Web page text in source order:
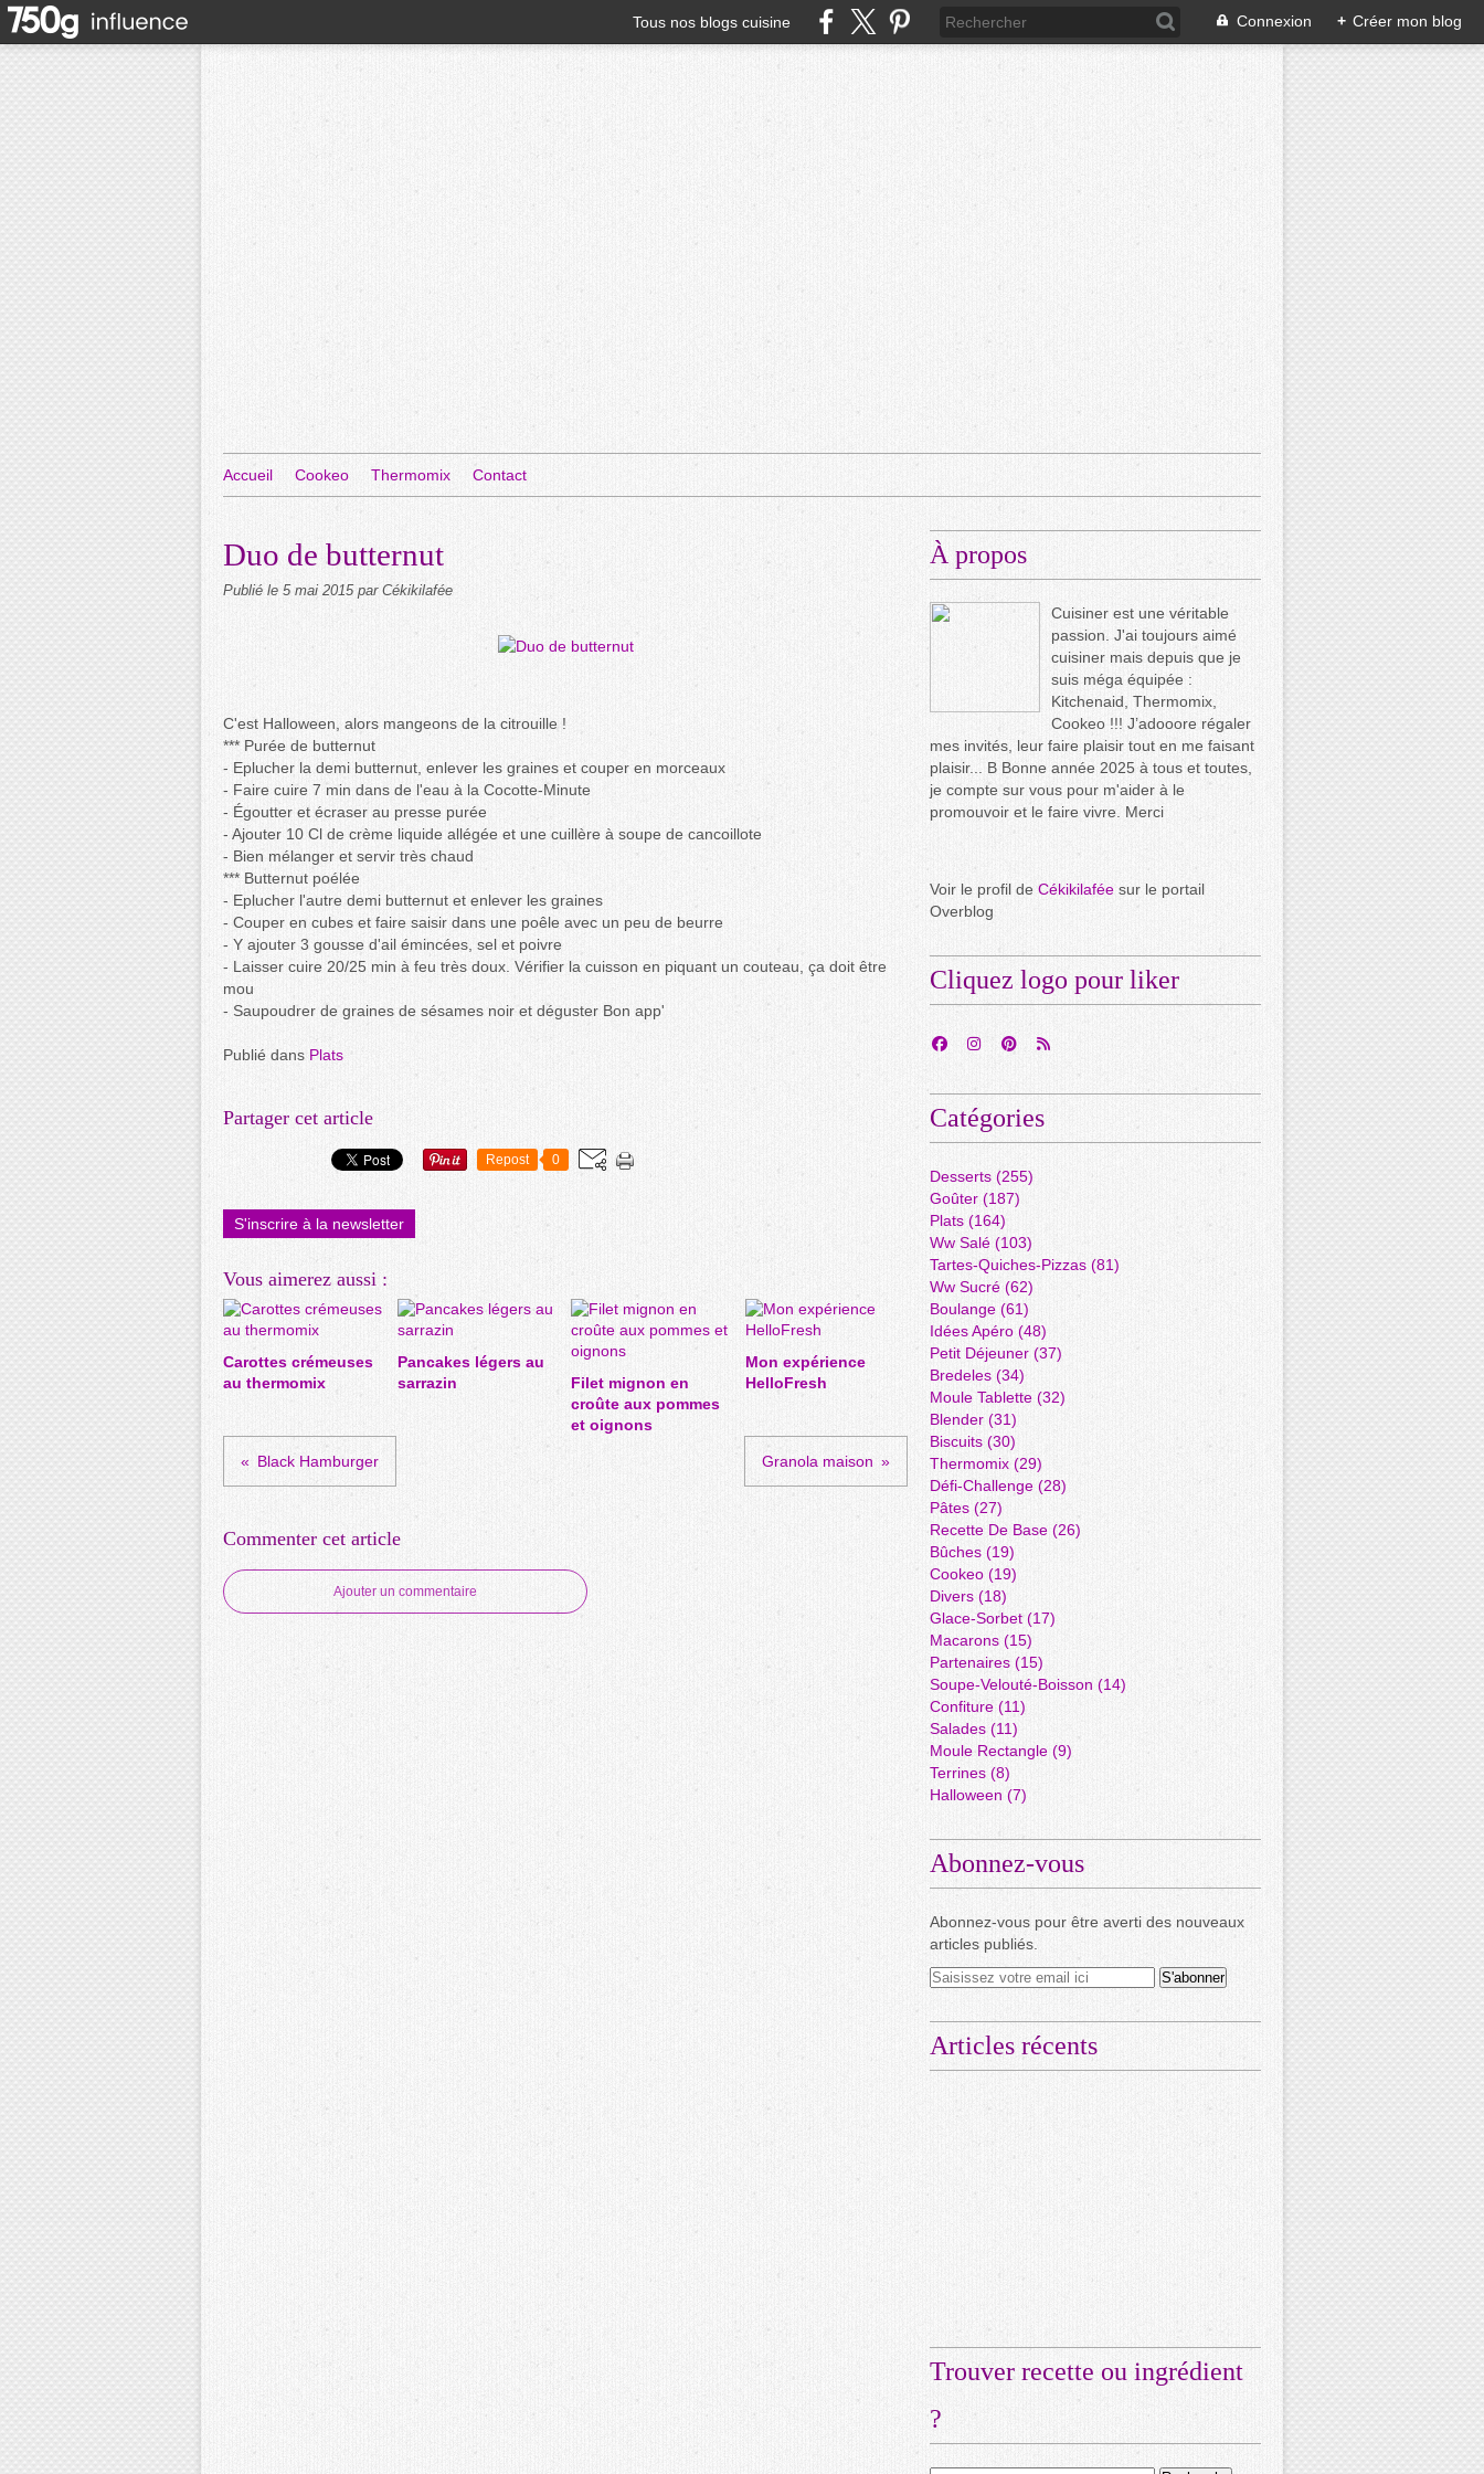
Tous nos blogs cuisine Connexion + Créer mon blog
Accueil Cookeo Thermomix Contact
Duo de butternut
Publié le 5 mai 2015 par Cékikilafée
C'est Halloween, alors mangeons de la citrouille !
*** Purée de butternut
- Eplucher la demi butternut, enlever les graines et couper en morceaux
- Faire cuire 7 min dans de l'eau à la Cocotte-Minute
- Égoutter et écraser au presse purée
- Ajouter 10 Cl de crème liquide allégée et une cuillère à soupe de cancoillote
- Bien mélanger et servir très chaud
*** Butternut poélée
- Eplucher l'autre demi butternut et enlever les graines
- Couper en cubes et faire saisir dans une poêle avec un peu de beurre
- Y ajouter 3 gousse d'ail émincées, sel et poivre
- Laisser cuire 20/25 min à feu très doux. Vérifier la cuisson en piquant un couteau, ça doit être
mou
- Saupoudrer de graines de sésames noir et déguster Bon app'
Publié dans Plats
Partager cet article
Repost 0
S'inscrire à la newsletter
Vous aimerez aussi :
Carottes crémeuses
au thermomix
Pancakes légers au
sarrazin
Filet mignon en
croûte aux pommes
et oignons
Mon expérience
HelloFresh
Black Hamburger Granola maison
Commenter cet article
Ajouter un commentaire
À propos
Cuisiner est une véritable
passion. J'ai toujours aimé
cuisiner mais depuis que je
suis méga équipée :
Kitchenaid, Thermomix,
Cookeo !!! J’adooore régaler
mes invités, leur faire plaisir tout en me faisant
plaisir... B Bonne année 2025 à tous et toutes,
je compte sur vous pour m'aider à le
promouvoir et le faire vivre. Merci
Voir le profil de Cékikilafée sur le portail
Overblog
Cliquez logo pour liker
Catégories
Desserts (255)
Goûter (187)
Plats (164)
Ww Salé (103)
Tartes-Quiches-Pizzas (81)
Ww Sucré (62)
Boulange (61)
Idées Apéro (48)
Petit Déjeuner (37)
Bredeles (34)
Moule Tablette (32)
Blender (31)
Biscuits (30)
Thermomix (29)
Défi-Challenge (28)
Pâtes (27)
Recette De Base (26)
Bûches (19)
Cookeo (19)
Divers (18)
Glace-Sorbet(17)
Macarons (15)
Partenaires (15)
Soupe-Velouté-Boisson (14)
Confiture (11)
Salades (11)
Moule Rectangle (9)
Terrines (8)
Halloween (7)
Abonnez-vous
Abonnez-vous pour être averti des nouveaux
articles publiés.
Articles récents
Trouver recette ou ingrédient
?